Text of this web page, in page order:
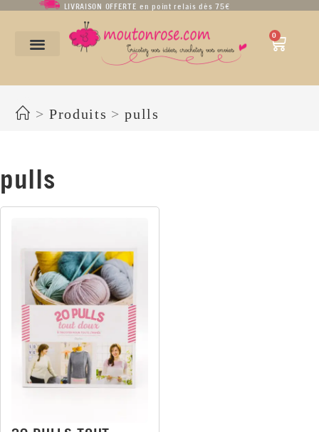
LIVRAISON OFFERTE en point relais dès 75€
0
> Produits > pulls
pulls